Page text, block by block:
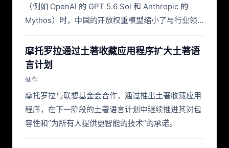
（例如 OpenAI 的 GPT 5.6 Sol 和 Anthropic 的
Mythos）时，中国的开放权重模型缩小了与行业领…
摩托罗拉通过土著收藏应用程序扩大土著语
言计划
硬件
摩托罗拉与联想基金会合作，通过推出土著收藏应用
程序，在下一阶段的土著语言计划中继续推进其对包
容性和“为所有人提供更智能的技术”的承诺。